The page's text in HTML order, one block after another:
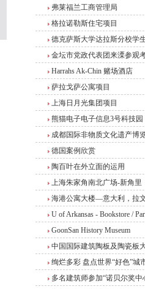
弗莱福兰工商管理局
格拉诺勒斯住宅项目
德克萨斯大学达拉斯分校学
金坛市党政代表团来溧参观
Harrahs Ak-Chin 赌场酒店
萨拉戈萨公寓项目
上海日月光集团项目
熊猫电子电子信息3号科技园
成都国际非物质文化遗产博
德国案例欣赏
陶百叶在外立面的运用
上海朱家角南北广场-新角里
海港公寓大楼—意大利，拉
U of Arkansas - Bookstore /
GoonSan History Museum
中国国际建筑陶板及陶瓷板
绚烂多彩 盘点世界“好色”城
多名建筑师参加“诺贝尔奖中